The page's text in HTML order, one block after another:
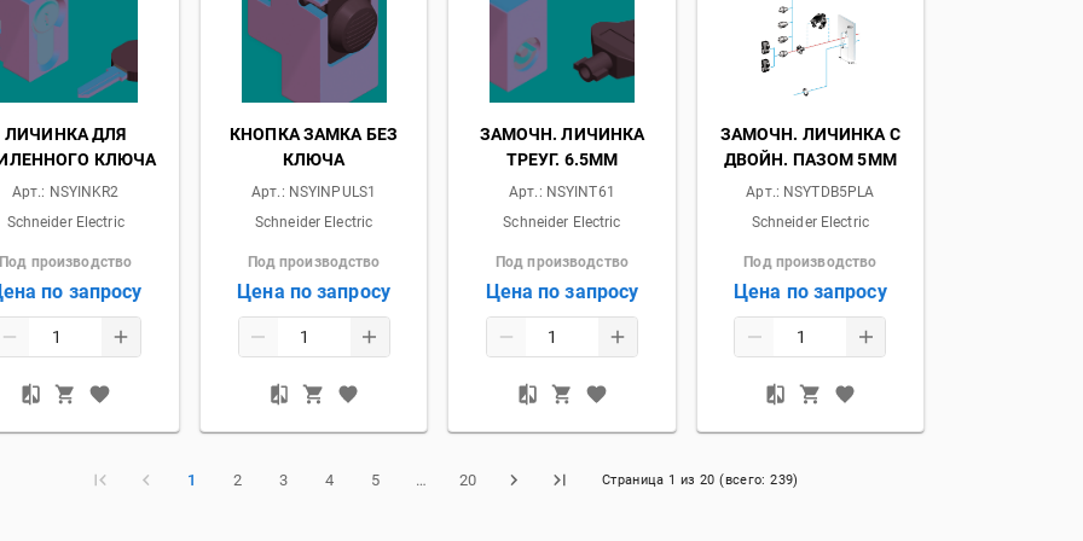
ЛИЧИНКА ДЛЯ
КЛЮЧА
Арт.: NSYINKR2
Schneider Electric
Под производство
по запросу
КНОПКА ЗАМКА БЕЗ
КЛЮЧА
Арт.: NSYINPULS1
Schneider Electric
Под производство
Цена по запросу
ЗАМОЧН. ЛИЧИНКА
ТРЕУГ. 6.5ММ
Арт.: NSYINT61
Schneider Electric
Под производство
Цена по запросу
ЗАМОЧН. ЛИЧИНКА С
ДВОЙН. ПАЗОМ 5ММ
Арт.: NSYTDB5PLA
Schneider Electric
Под производство
Цена по запросу
1 2 3 4 5 … 20 Страница 1 из20 (всего:239)